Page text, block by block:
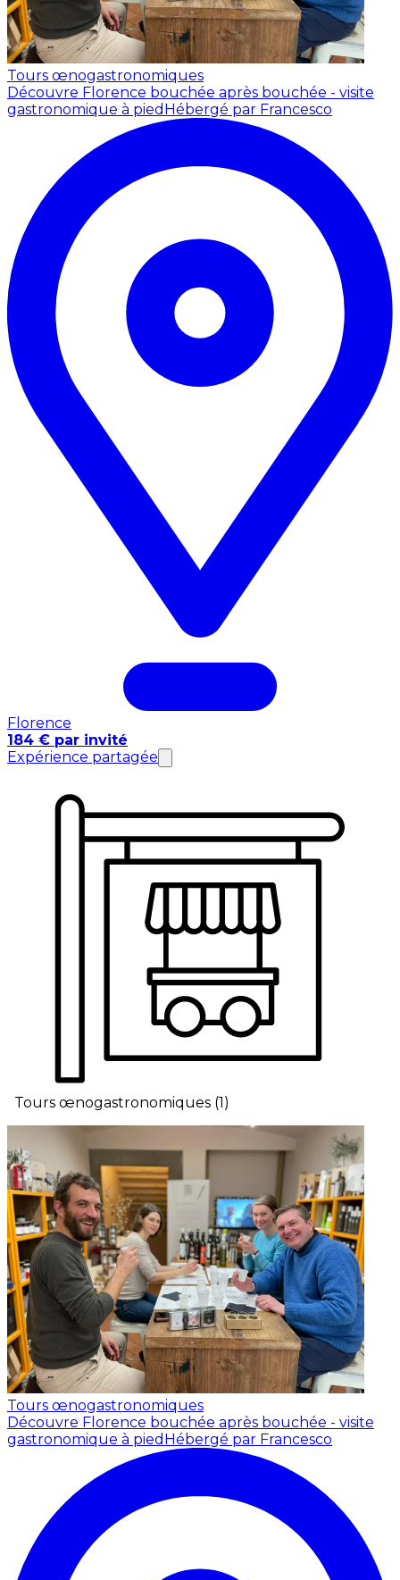
Tours œnogastronomiques
Découvre Florence bouchée après bouchée - visite
gastronomique à pied Hébergé par Francesco
Florence
184 € par invité
Expérience partagée
Tours œnogastronomiques (1)
Tours œnogastronomiques
Découvre Florence bouchée après bouchée - visite
gastronomique à pied Hébergé par Francesco